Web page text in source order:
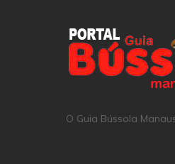
O Guia Bússola